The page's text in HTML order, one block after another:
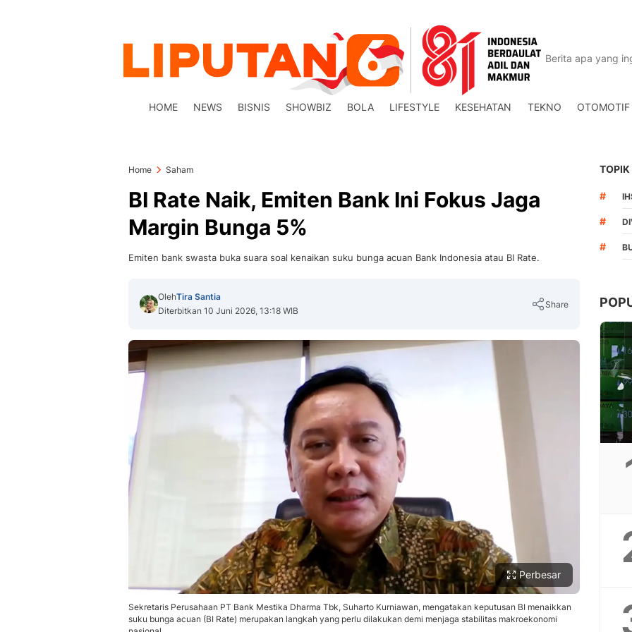
HOME NEWS BISNIS SHOWBIZ BOLA LIFESTYLE KESEHATAN TEKNO OTOMOTIF
Home Saham
BI Rate Naik, Emiten Bank Ini Fokus Jaga
Margin Bunga 5%
Emiten bank swasta buka suara soal kenaikan suku bunga acuan Bank Indonesia atau BI Rate.
OlehTira Santia
Diterbitkan 10 Juni 2026, 13:18 WIB
Share
Perbesar
Sekretaris Perusahaan PT Bank Mestika Dharma Tbk, Suharto Kurniawan, mengatakan keputusan BI menaikkan
suku bunga acuan (BI Rate) merupakan langkah yang perlu dilakukan demi menjaga stabilitas makroekonomi
TOPIK
#
#
#